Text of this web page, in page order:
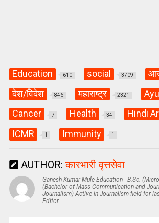
Education 610 social 3709
देश/विदेश 846 महाराष्ट्र 2321
Cancer 7 Health 34 Hindi
ICMR 1 Immunity 1
AUTHOR:कारभारी वृत्तसेवा
Ganesh Kumar Mule Education - B.Sc.
(Bachelor of Mass Communication and
Journalism) Active in Journalism field for
Editor...